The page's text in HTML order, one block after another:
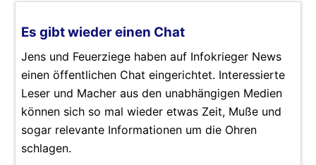
Es gibt wieder einen Chat
Jens und Feuerziege haben auf Infokrieger News
einen öffentlichen Chat eingerichtet. Interessierte
Leser und Macher aus den unabhängigen Medien
können sich so mal wieder etwas Zeit, Muße und
sogar relevante Informationen um die Ohren
schlagen.